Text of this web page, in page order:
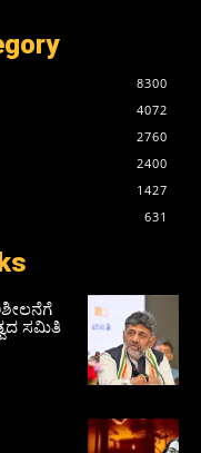
8300
4072
2760
2400
1427
631
ಸಮಿತಿ